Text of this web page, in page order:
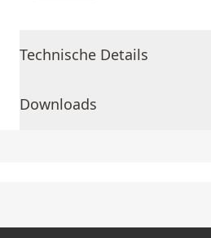
Technische Details
Downloads